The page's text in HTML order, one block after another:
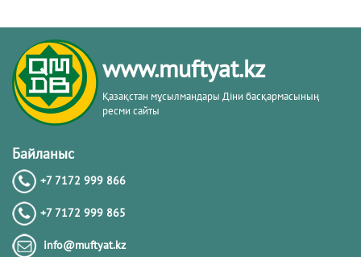
Жүрек сырлары 2-дәріс. Тәубе
тақырыбы. Әр-рисала әл-Қушайрия
кітабы негізінде
20.02.2026
20.02.2026
РАМАЗАН – РАХЫМ, КЕШІРІМ ЖӘНЕ
ТОЗАҚТАН ҚҰТЫЛУ АЙЫ
www.muftyat.kz
Қазақстан мұсылмандары Діни басқармасының
ресми сайты
Байланыс
+7 7172 999 866
+7 7172 999 865
info@muftyat.kz